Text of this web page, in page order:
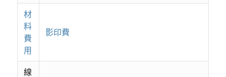
材
料
費
用
影印費
線